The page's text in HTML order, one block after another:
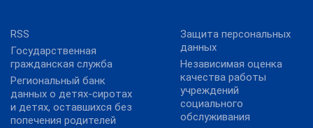
RSS
Государственная
гражданская служба
Региональный банк
данных о детях-сиротах
и детях, оставшихся без
попечения родителей
Защита персональных
данных
Независимая оценка
качества работы
учреждений
социального
обслуживания